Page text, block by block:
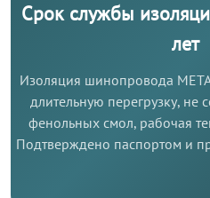
Срок службы
лет
Изоляция шинопровода
длительную перегрузку, не
фенольных смол, рабочая
Подтверждено паспортом и